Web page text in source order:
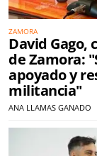
ZAMORA
David Gago,
de Zamora:
apoyado y
militancia"
ANA LLAMAS GANADO